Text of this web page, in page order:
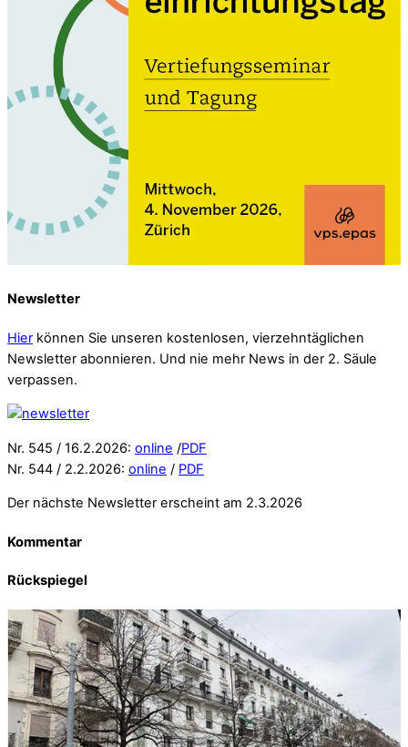
Newsletter
Hier können Sie unseren kostenlosen, vierzehntäglichen
Newsletter abonnieren. Und nie mehr News in der 2. Säule
verpassen.
Nr. 545 / 16.2.2026: online /PDF
Nr. 544 / 2.2.2026: online / PDF
Der nächste Newsletter erscheint am 2.3.2026
Kommentar
Rückspiegel